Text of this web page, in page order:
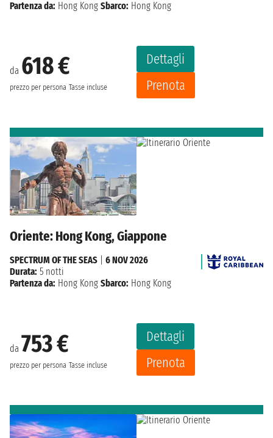
da 618 €
prezzo per persona Tasse incluse
Dettagli
Prenota
Partenza da: Hong Kong Sbarco: Hong Kong
Oriente: Hong Kong, Giappone
da 753 €
prezzo per persona Tasse incluse
Dettagli
Prenota
SPECTRUM OF THE SEAS
6 NOV 2026
Durata: 5 notti
Partenza da: Hong Kong Sbarco: Hong Kong